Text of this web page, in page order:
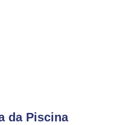
da Piscina